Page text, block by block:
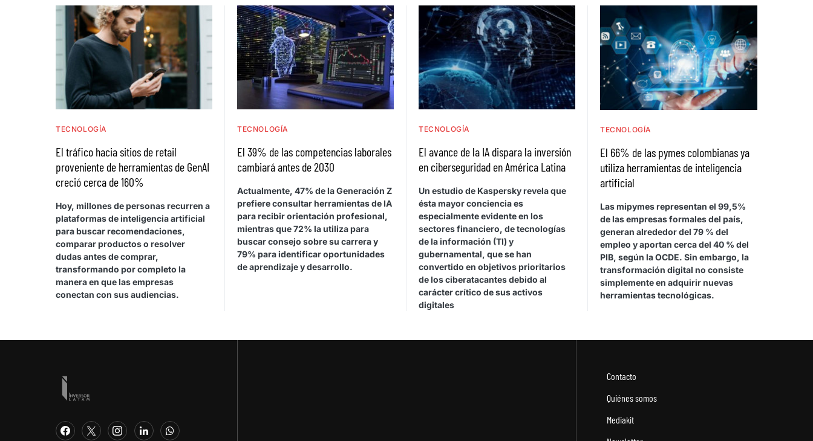
TECNOLOGÍA
El tráfico hacia sitios de retail
proveniente de herramientas de GenAI
creció cerca de 160%
Hoy, millones de personas recurren a
plataformas de inteligencia artificial
para buscar recomendaciones,
comparar productos o resolver
dudas antes de comprar,
transformando por completo la
manera en que las empresas
conectan con sus audiencias.
TECNOLOGÍA
El 39% de las competencias laborales
cambiará antes de 2030
Actualmente, 47% de la Generación Z
prefiere consultar herramientas de IA
para recibir orientación profesional,
mientras que 72% la utiliza para
buscar consejo sobre su carrera y
79% para identificar oportunidades
de aprendizaje y desarrollo.
TECNOLOGÍA
El avance de la IA dispara la inversión
en ciberseguridad en América Latina
Un estudio de Kaspersky revela que
ésta mayor conciencia es
especialmente evidente en los
sectores financiero, de tecnologías
de la información (TI) y
gubernamental, que se han
convertido en objetivos prioritarios
de los ciberatacantes debido al
carácter crítico de sus activos
digitales
TECNOLOGÍA
El 66% de las pymes colombianas ya
utiliza herramientas de inteligencia
artificial
Las mipymes representan el 99,5%
de las empresas formales del país,
generan alrededor del 79 % del
empleo y aportan cerca del 40 % del
PIB, según la OCDE. Sin embargo, la
transformación digital no consiste
simplemente en adquirir nuevas
herramientas tecnológicas.
Contacto
Quiénes somos
Mediakit